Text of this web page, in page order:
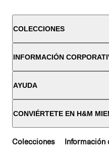
COLECCIONES
INFORMACIÓN
AYUDA
CONVIÉRTETE EN H&M
Colecciones Información